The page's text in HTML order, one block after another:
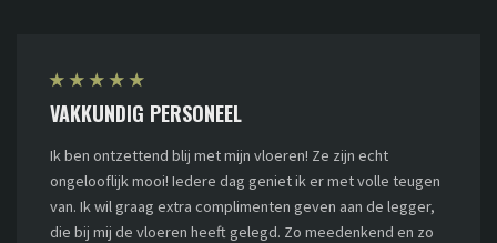
★ ★ ★ ★ ★
VAKKUNDIG PERSONEEL
Ik ben ontzettend blij met mijn vloeren! Ze zijn echt
ongelooflijk mooi! Iedere dag geniet ik er met volle teugen
van. Ik wil graag extra complimenten geven aan de legger,
die bij mij de vloeren heeft gelegd. Zo meedenkend en zo